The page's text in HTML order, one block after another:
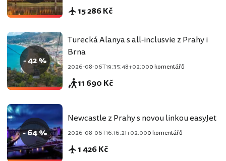
15 286 Kč
- 42 %
Turecká Alanya s all-inclusvie z Prahy i
Brna
2026-08-06T19:35:48+02:000 komentářů
11 690 Kč
- 64 %
Newcastle z Prahy s novou linkou easyJet
2026-08-06T16:16:21+02:000 komentářů
1 426 Kč